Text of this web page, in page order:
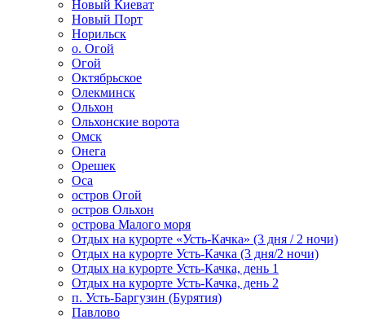
Новый Киеват
Новый Порт
Норильск
о. Огой
Огой
Октябрьское
Олекминск
Ольхон
Ольхонские ворота
Омск
Онега
Орешек
Оса
остров Огой
остров Ольхон
острова Малого моря
Отдых на курорте «Усть-Качка» (3 дня / 2 ночи)
Отдых на курорте Усть-Качка (3 дня/2 ночи)
Отдых на курорте Усть-Качка, день 1
Отдых на курорте Усть-Качка, день 2
п. Усть-Баргузин (Бурятия)
Павлово